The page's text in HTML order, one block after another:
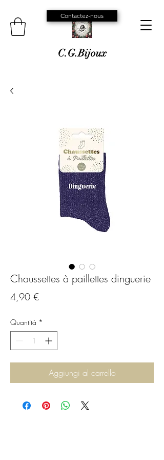
C.G.Bijoux
Contactez-nous
Chaussettes à paillettes dinguerie
4,90 €
Quantità *
Aggiungi al carrello